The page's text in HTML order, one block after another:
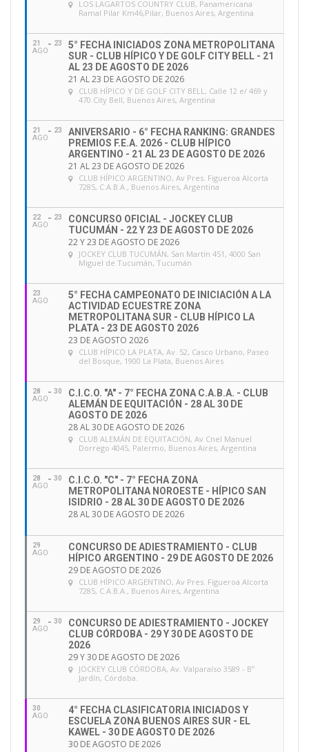
LOS LAGARTOS COUNTRY CLUB, Panamericana
Ramal Pilar Km46,Pilar, Buenos Aires, Argentina
21
AGO
23
5° FECHA INICIADOS ZONA METROPOLITANA
SUR - CLUB HÍPICO Y DE GOLF CITY BELL - 21
AL 23 DE AGOSTO DE 2026
21 AL 23 DE AGOSTO DE 2026
CLUB HÍPICO Y DE GOLF CITY BELL, Calle 12 e/ 469 y
470 City Bell, Buenos Aires, Argentina
21
AGO
23
ANIVERSARIO - 6° FECHA RANKING: GRANDES
PREMIOS F.E.A. 2026 - CLUB HÍPICO
ARGENTINO - 21 AL 23 DE AGOSTO DE 2026
21 AL 23 DE AGOSTO DE 2026
CLUB HÍPICO ARGENTINO, Av Pres. Figueroa Alcorta
7285, C.A.B.A., Buenos Aires, Argentina
22
AGO
23
CONCURSO OFICIAL - JOCKEY CLUB
TUCUMÁN - 22 Y 23 DE AGOSTO DE 2026
22 Y 23 DE AGOSTO DE 2026
JOCKEY CLUB TUCUMÁN, San Martín 451, 4000 San
Miguel de Tucumán, Tucumán
23
AGO
5° FECHA CAMPEONATO DE INICIACIÓN A LA
ACTIVIDAD ECUESTRE ZONA
METROPOLITANA SUR - CLUB HÍPICO LA
PLATA - 23 DE AGOSTO 2026
23 DE AGOSTO 2026
CLUB HÍPICO LA PLATA, Av. 52, Casco Urbano, Paseo
del Bosque, 1900 La Plata, Buenos Aires
28
AGO
30
C.I.C.O. "A" - 7° FECHA ZONA C.A.B.A. - CLUB
ALEMÁN DE EQUITACIÓN - 28 AL 30 DE
AGOSTO DE 2026
28 AL 30 DE AGOSTO DE 2026
CLUB ALEMÁN DE EQUITACIÓN, Av Cnel Manuel
Dorrego 4045, Palermo, Buenos Aires, Argentina
28
AGO
30
C.I.C.O. "C" - 7° FECHA ZONA
METROPOLITANA NOROESTE - HÍPICO SAN
ISIDRIO - 28 AL 30 DE AGOSTO DE 2026
28 AL 30 DE AGOSTO DE 2026
29
AGO
CONCURSO DE ADIESTRAMIENTO - CLUB
HÍPICO ARGENTINO - 29 DE AGOSTO DE 2026
29 DE AGOSTO DE 2026
CLUB HÍPICO ARGENTINO, Av Pres. Figueroa Alcorta
7285, C.A.B.A., Buenos Aires, Argentina
29
AGO
30
CONCURSO DE ADIESTRAMIENTO - JOCKEY
CLUB CÓRDOBA - 29 Y 30 DE AGOSTO DE
2026
29 Y 30 DE AGOSTO DE 2026
JOCKEY CLUB CÓRDOBA, Av. Valparaíso 3589 - Bº
Jardín, Córdoba.
30
AGO
4° FECHA CLASIFICATORIA INICIADOS Y
ESCUELA ZONA BUENOS AIRES SUR - EL
KAWEL - 30 DE AGOSTO DE 2026
30 DE AGOSTO DE 2026